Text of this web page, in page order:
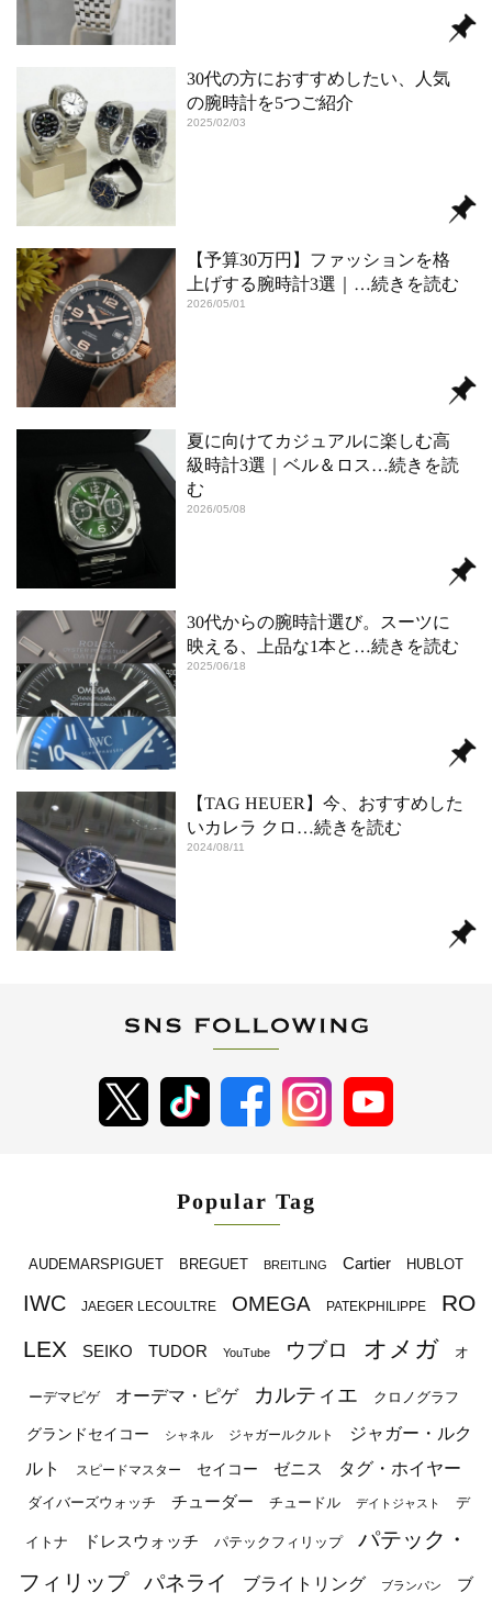
30代の方におすすめしたい、人気
の腕時計を5つご紹介
2025/02/03
【予算30万円】ファッションを格
上げする腕時計3選｜ …続きを読む
2026/05/01
夏に向けてカジュアルに楽しむ高
級時計3選｜ベル＆ロス …続きを読
む
2026/05/08
30代からの腕時計選び。スーツに
映える、上品な1本と …続きを読む
2025/06/18
【TAG HEUER】今、おすすめした
いカレラ クロ …続きを読む
2024/08/11
Popular Tag
AUDEMARSPIGUET BREGUET BREITLING Cartier HUBLOT
IWC JAEGER LECOULTRE OMEGA PATEKPHILIPPE
RO
LEX
SEIKO TUDOR YouTube ウブロ オメガ オ
ーデマピゲ オーデマ・ピゲ カルティエ クロノグラフ
グランドセイコー シャネル ジャガールクルト
ジャガー・ルク
ルト
スピードマスター セイコー ゼニス タグ・ホイヤー
ダイバーズウォッチ チューダー チュードル デイトジャスト デ
イトナ ドレスウォッチ パテックフィリップ
パテック・
フィリップ
パネライ ブライトリング ブランパン ブ